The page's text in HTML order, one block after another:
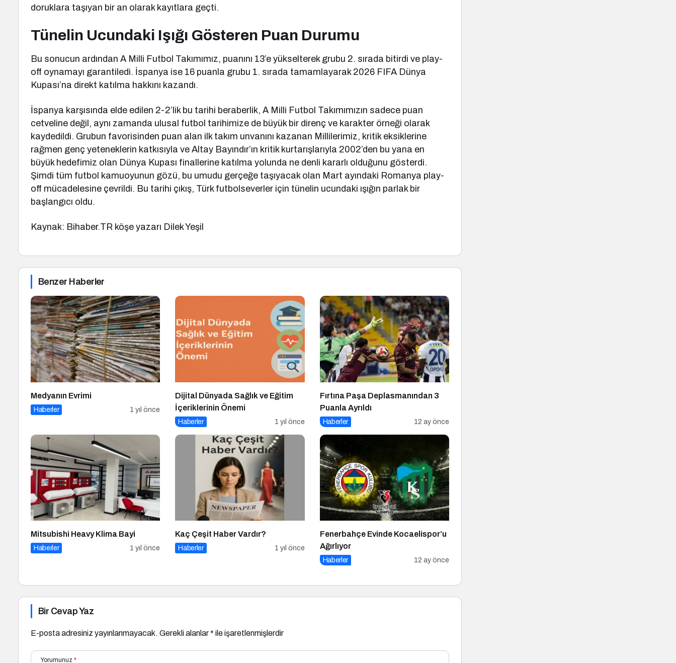
doruklara taşıyan bir an olarak kayıtlara geçti.
Tünelin Ucundaki Işığı Gösteren Puan Durumu
Bu sonucun ardından A Milli Futbol Takımımız, puanını 13’e yükselterek grubu 2. sırada bitirdi ve play-
off oynamayı garantiledi. İspanya ise 16 puanla grubu 1. sırada tamamlayarak 2026 FIFA Dünya
Kupası’na direkt katılma hakkını kazandı.
İspanya karşısında elde edilen 2-2’lik bu tarihi beraberlik, A Milli Futbol Takımımızın sadece puan
cetveline değil, aynı zamanda ulusal futbol tarihimize de büyük bir direnç ve karakter örneği olarak
kaydedildi. Grubun favorisinden puan alan ilk takım unvanını kazanan Millilerimiz, kritik eksiklerine
rağmen genç yeteneklerin katkısıyla ve Altay Bayındır’ın kritik kurtarışlarıyla 2002’den bu yana en
büyük hedefimiz olan Dünya Kupası finallerine katılma yolunda ne denli kararlı olduğunu gösterdi.
Şimdi tüm futbol kamuoyunun gözü, bu umudu gerçeğe taşıyacak olan Mart ayındaki Romanya play-
off mücadelesine çevrildi. Bu tarihi çıkış, Türk futbolseverler için tünelin ucundaki ışığın parlak bir
başlangıcı oldu.
Kaynak: Bihaber.TR köşe yazarı Dilek Yeşil
Benzer Haberler
Medyanın Evrimi
Haberler 1 yıl önce
Dijital Dünyada Sağlık ve Eğitim
İçeriklerinin Önemi
Haberler 1 yıl önce
Fırtına Paşa Deplasmanından 3
Puanla Ayrıldı
Haberler 12 ay önce
Mitsubishi Heavy Klima Bayi
Haberler 1 yıl önce
Kaç Çeşit Haber Vardır?
Haberler 1 yıl önce
Fenerbahçe Evinde Kocaelispor’u
Ağırlıyor
Haberler 12 ay önce
Bir Cevap Yaz
E-posta adresiniz yayınlanmayacak. Gerekli alanlar* ile işaretlenmişlerdir
Yorumunuz *